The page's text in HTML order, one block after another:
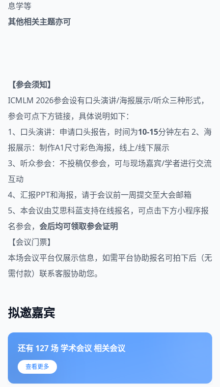
息学等
其他相关主题亦可
【参会须知】
ICMLM 2026参会设有口头演讲/海报展示/听众三种形式，
参会可点下方链接，具体说明如下：
1、口头演讲：申请口头报告，时间为10-15分钟左右 2、海
报展示：制作A1尺寸彩色海报，线上/线下展示
3、听众参会：不投稿仅参会，可与现场嘉宾/学者进行交流
互动
4、汇报PPT和海报，请于会议前一周提交至大会邮箱
5、本会议由艾思科蓝支持在线报名，可点击下方小程序报
名参会， 会后均可领取参会证明
【会议门票】
本场会议平台仅展示信息，如需平台协助报名可拍下后（无
需付款）联系客服协助您。
拟邀嘉宾
还有 127场 学术会议 相关会议
查看更多